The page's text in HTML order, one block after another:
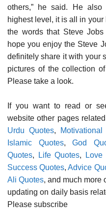
others,” he said. He
highest level, it is all in
the words that Steve
hope you enjoy the Steve
definitely share it with your
pictures of the collection
Please take a look.
If you want to read or
website other pages
Urdu Quotes, Motivational
Islamic Quotes, God
Quotes, Life Quotes, Love
Success Quotes,Advice
Ali Quotes, and much more
updating on daily basis
Please subscribe